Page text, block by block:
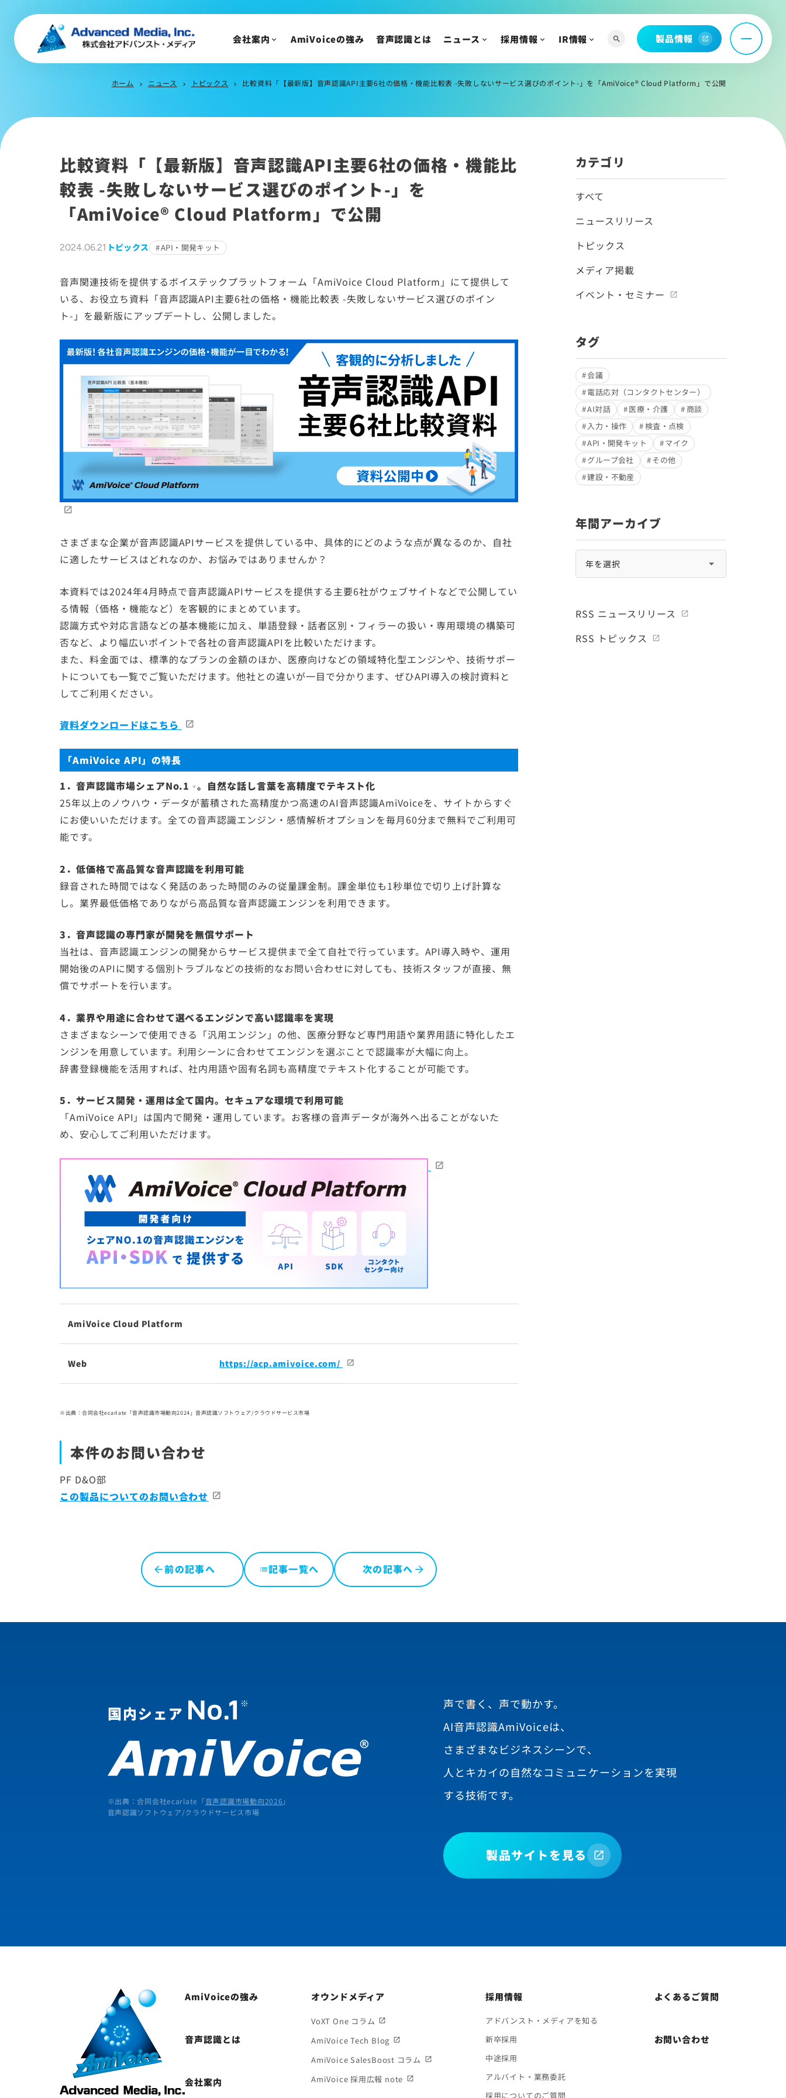
事業内容
会社概要
トップメッセージ
サステナビリティ
イベント・セミナー
IR資料/決算短信および関連資料
株価情報
会社案内 AmiVoiceの強み 音声認識とは ニュース 採用情報 IR情報 search 製品情報 open_in_new
ホーム chevron_right ニュース chevron_right トピックス chevron_right 比較資料「【最新版】音声認識API主要6社の価格・機能比較表 -失敗しないサービス選びのポイント-」を「AmiVoice® Cloud Platform」で公開
比較資料「【最新版】音声認識API主要6社の価格・機能比
較表 -失敗しないサービス選びのポイント-」を
「AmiVoice® Cloud Platform」で公開
2024.06.21 トピックス API・開発キット
音声関連技術を提供するボイステックプラットフォーム「AmiVoice Cloud Platform」にて提供して
いる、お役立ち資料「音声認識API主要6社の価格・機能比較表 -失敗しないサービス選びのポイン
ト-」を最新版にアップデートし、公開しました。
さまざまな企業が音声認識APIサービスを提供している中、具体的にどのような点が異なるのか、自社
に適したサービスはどれなのか、お悩みではありませんか？
本資料では2024年4月時点で音声認識APIサービスを提供する主要6社がウェブサイトなどで公開してい
る情報（価格・機能など）を客観的にまとめています。
認識方式や対応言語などの基本機能に加え、単語登録・話者区別・フィラーの扱い・専用環境の構築可
否など、より幅広いポイントで各社の音声認識APIを比較いただけます。
また、料金面では、標準的なプランの金額のほか、医療向けなどの領域特化型エンジンや、技術サポー
トについても一覧でご覧いただけます。他社との違いが一目で分かります、ぜひAPI導入の検討資料と
してご利用ください。
資料ダウンロードはこちら
「AmiVoice API」の特長
1．音声認識市場シェアNo.1
※ 。自然な話し言葉を高精度でテキスト化
25年以上のノウハウ・データが蓄積された高精度かつ高速のAI音声認識AmiVoiceを、サイトからすぐ
にお使いいただけます。全ての音声認識エンジン・感情解析オプションを毎月60分まで無料でご利用可
能です。
2．低価格で高品質な音声認識を利用可能
録音された時間ではなく発話のあった時間のみの従量課金制。課金単位も1秒単位で切り上げ計算な
し。業界最低価格でありながら高品質な音声認識エンジンを利用できます。
3．音声認識の専門家が開発を無償サポート
当社は、音声認識エンジンの開発からサービス提供まで全て自社で行っています。API導入時や、運用
開始後のAPIに関する個別トラブルなどの技術的なお問い合わせに対しても、技術スタッフが直接、無
償でサポートを行います。
4．業界や用途に合わせて選べるエンジンで高い認識率を実現
さまざまなシーンで使用できる「汎用エンジン」の他、医療分野など専門用語や業界用語に特化したエ
ンジンを用意しています。利用シーンに合わせてエンジンを選ぶことで認識率が大幅に向上。
辞書登録機能を活用すれば、社内用語や固有名詞も高精度でテキスト化することが可能です。
5．サービス開発・運用は全て国内。セキュアな環境で利用可能
「AmiVoice API」は国内で開発・運用しています。お客様の音声データが海外へ出ることがないた
め、安心してご利用いただけます。
AmiVoice Cloud Platform
Web https://acp.amivoice.com/
※出典：合同会社ecarlate「音声認識市場動向2024」音声認識ソフトウェア/クラウドサービス市場
本件のお問い合わせ
PF D&O部
この製品についてのお問い合わせ
前の記事へ list記事一覧へ 次の記事へ
カテゴリ
すべて
ニュースリリース
トピックス
メディア掲載
イベント・セミナー
タグ
会議
電話応対（コンタクトセンター）
AI対話
医療・介護
商談
入力・操作
検査・点検
API・開発キット
マイク
グループ会社
その他
建設・不動産
年間アーカイブ
RSS ニュースリリース
RSS トピックス
※出典：合同会社ecarlate「音声認識市場動向2026 」
音声認識ソフトウェア/クラウドサービス市場
声で書く、声で動かす。
AI音声認識AmiVoiceは、
さまざまなビジネスシーンで、
人とキカイの自然なコミュニケーションを実現
する技術です。
製品サイトを見る
AmiVoiceの強み
音声認識とは
会社案内
オウンドメディア
VoXT One コラム
AmiVoice Tech Blog
AmiVoice SalesBoost コラム
AmiVoice 採用広報 note
採用情報
アドバンスト・メディアを知る
新卒採用
中途採用
アルバイト・業務委託
採用についてのご質問
よくあるご質問
お問い合わせ